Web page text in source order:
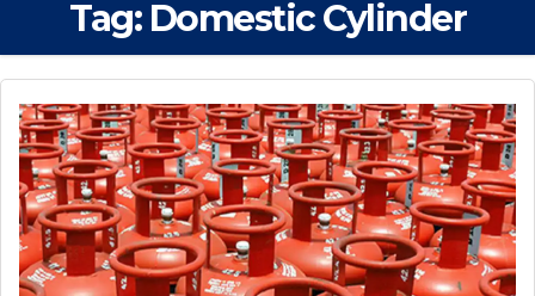
Tag: Domestic Cylinder